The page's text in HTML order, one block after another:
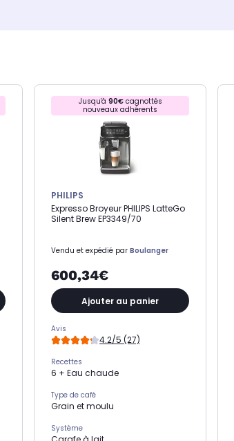
Jusqu'à 90€cagnottés
nouveaux adhérents
PHILIPS
Expresso Broyeur PHILIPS LatteGo
Silent Brew EP3349/70
Vendu et expédié par Boulanger
600,34€
Ajouter au panier
Avis
4.2/5 (27)
Recettes
6 + Eau chaude
Type de café
Grain et moulu
Système